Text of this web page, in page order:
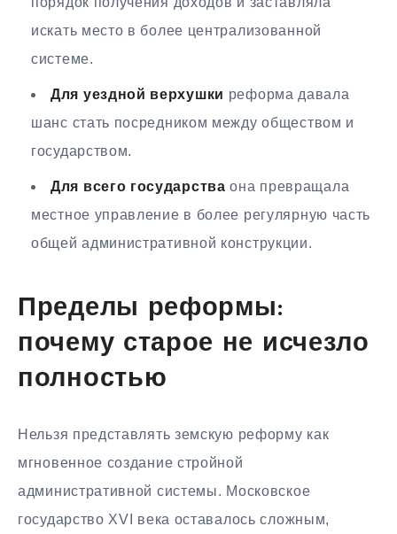
искать место в более централизованной
системе.
Для уездной верхушки реформа давала
шанс стать посредником между обществом и
государством.
Для всего государства она превращала
местное управление в более регулярную часть
общей административной конструкции.
Пределы реформы:
почему старое не исчезло
полностью
Нельзя представлять земскую реформу как
мгновенное создание стройной
административной системы. Московское
государство XVI века оставалось сложным,